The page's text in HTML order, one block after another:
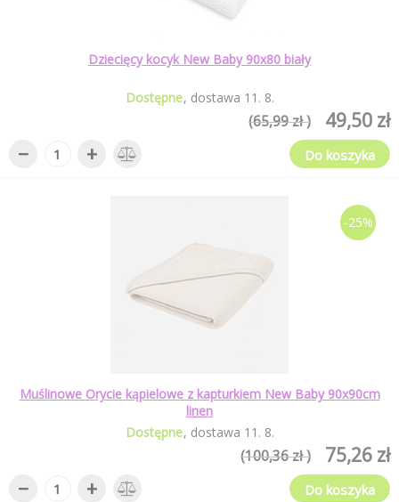
Dziecięcy kocyk New Baby 90x80 biały
Dostępne dostawa 11 . 8.
49,50 zł
(65,99 zł )
− + Do koszyka
-25%
Muślinowe Orycie kąpielowe z kapturkiem New Baby 90x90cm
linen
Dostępne dostawa 11 . 8.
75,26 zł
(100,36 zł )
− + Do koszyka